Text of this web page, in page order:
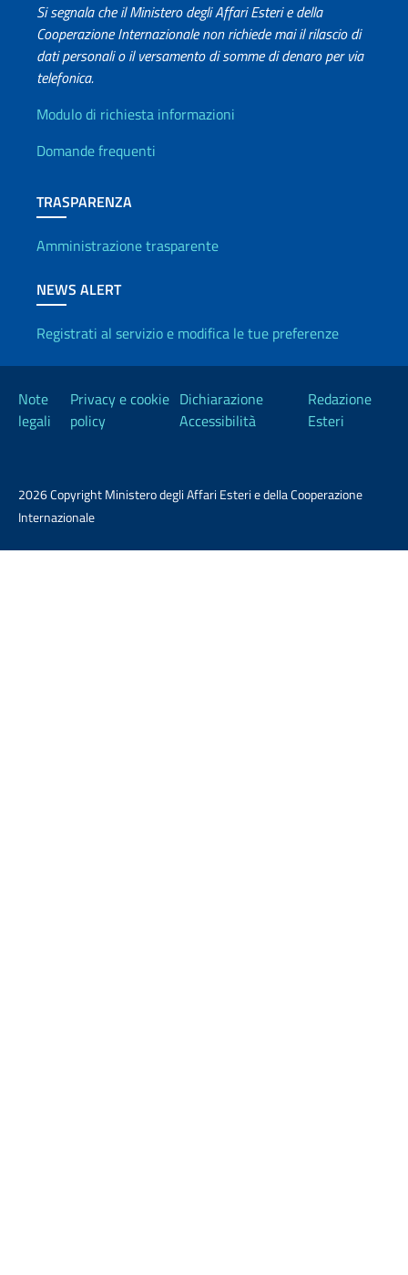
Si segnala che il Ministero degli Affari Esteri e della
Cooperazione Internazionale non richiede mai il rilascio di
dati personali o il versamento di somme di denaro per via
telefonica.
Info utili
Modulo di richiesta informazioni
Domande frequenti
TRASPARENZA
Amministrazione trasparente
NEWS ALERT
Registrati al servizio e modifica le tue preferenze
Link Utili
Note
legali
Privacy e cookie
policy
Dichiarazione
Accessibilità
Redazione
Esteri
2026 Copyright Ministero degli Affari Esteri e della Cooperazione
Internazionale